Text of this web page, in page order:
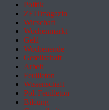
Politik
ZEITmagazin
Wirtschaft
Wochenmarkt
Geld
Wochenende
Gesellschaft
Arbeit
Feuilleton
Wissenschaft
Pol. Feuilleton
Bildung